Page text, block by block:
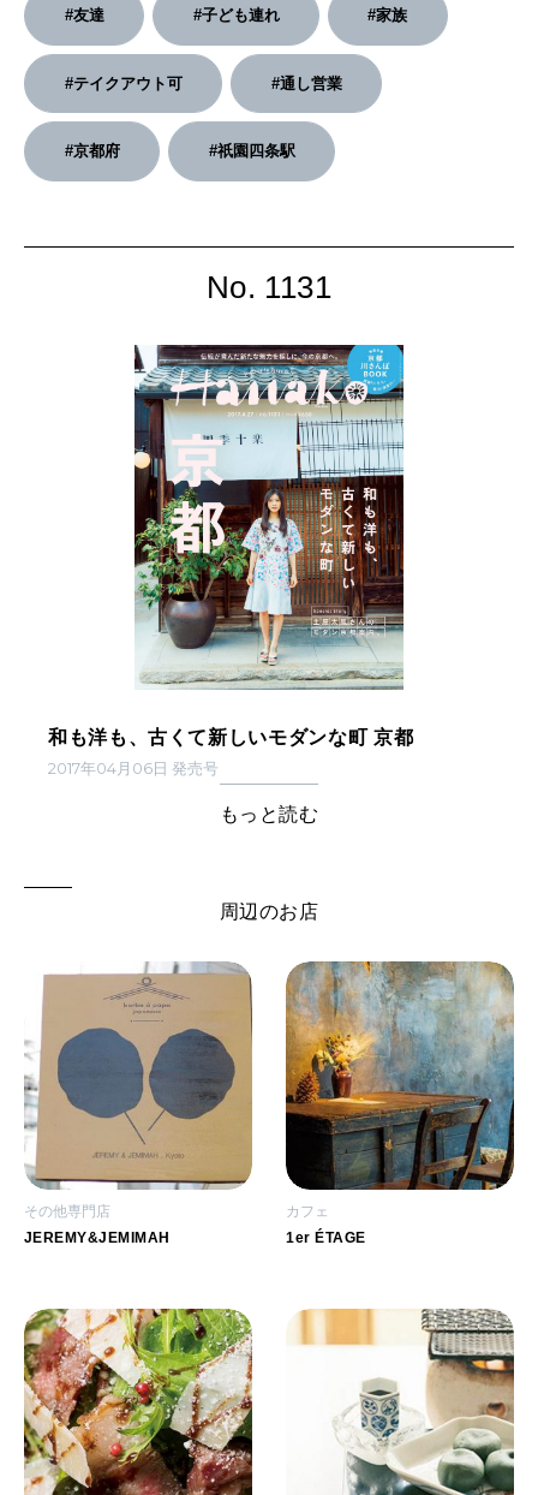
2026年1月号「猫がいれば、幸せ」
2025年12月号「お酒の新常識。」
#友達 #子ども連れ #家族
#テイクアウト可 #通し営業
#京都府 #祇園四条駅
No. 1131
和も洋も、古くて新しいモダンな町 京都
2017年04月06日 発売号
もっと読む
周辺のお店
その他専門店
JEREMY&JEMIMAH
カフェ
1er ÉTAGE